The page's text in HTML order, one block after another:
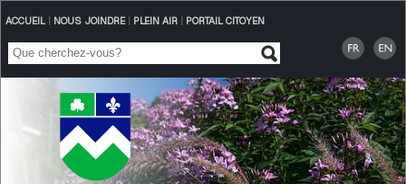
ACCUEIL| NOUS JOINDRE| PLEIN AIR| PORTAIL CITOYEN